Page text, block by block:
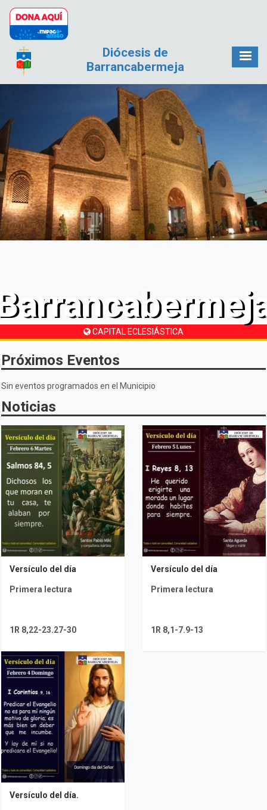
Pasar al contenido principal
Diócesis de
Barrancabermeja
CAPITAL ECLESIÁSTICA
Próximos Eventos
Sin eventos programados en el Municipio
Noticias
Versículo del día
Primera lectura
1R 8,22-23.27-30
Versículo del día
Primera lectura
1R 8,1-7.9-13
Versículo del día.